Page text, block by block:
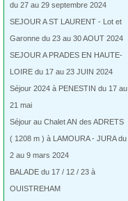
du 27 au 29 septembre 2024
SEJOUR A ST LAURENT - Lot et
Garonne du 23 au 30 AOUT 2024
SEJOUR A PRADES EN HAUTE-
LOIRE du 17 au 23 JUIN 2024
Séjour 2024 à PENESTIN du 17 au
21 mai
Séjour au Chalet AN des ADRETS
( 1208 m ) à LAMOURA - JURA du
2 au 9 mars 2024
BALADE du 17 / 12 / 23 à
OUISTREHAM